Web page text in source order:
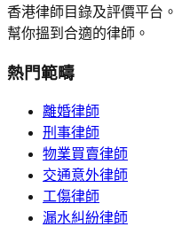
香港律師目錄及評價平台。
幫你搵到合適的律師。
熱門範疇
離婚律師
刑事律師
物業買賣律師
交通意外律師
工傷律師
漏水糾紛律師